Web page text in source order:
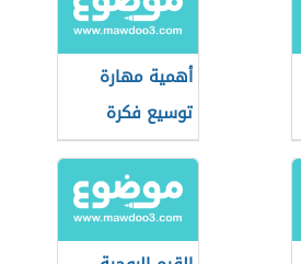
أهمية مهارة
توسيع فكرة